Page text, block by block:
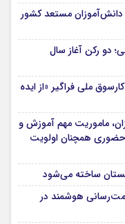
مستعد کشور
دو رکن آغاز سال
ملی فراگیر «از ایده
ماموریت مهم آموزش و
همچنان اولویت
ساخته می‌شود
هوشمند در